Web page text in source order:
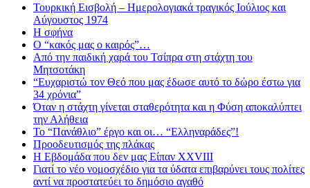
Τουρκική Εισβολή – Ημερολογιακά τραγικός Ιούλιος και
Αύγουστος 1974
Η σφήνα
Ο “κακός μας ο καιρός”…
Από την παιδική χαρά του Τσίπρα στη στάχτη του
Μητσοτάκη
“Ευχαριστώ τον Θεό που μας έδωσε αυτό το δώρο έστω για
34 χρόνια”
Όταν η στάχτη γίνεται σταθερότητα και η Φύση αποκαλύπτει
την Αλήθεια
Το “Πανάθλιο” έργο και οι… “Ελληναράδες”!
Προοδευτισμός της πλάκας
Η Εβδομάδα που δεν μας Είπαν XXVIII
Γιατί το νέο νομοσχέδιο για τα ύδατα επιβαρύνει τους πολίτες
αντί να προστατεύει το δημόσιο αγαθό